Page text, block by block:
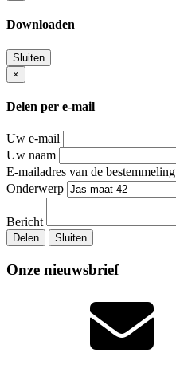
Downloaden
Sluiten
×
Delen per e-mail
Uw e-mail
Uw naam
E-mailadres van de bestemmeling
Onderwerp
Bericht
Delen Sluiten
Onze nieuwsbrief